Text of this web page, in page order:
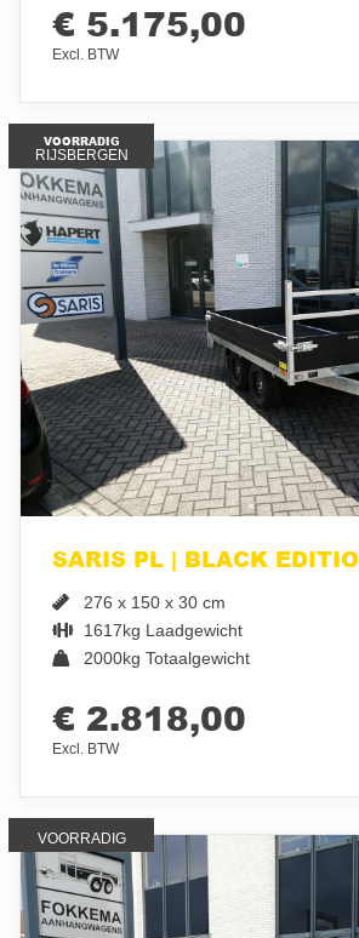
€ 5.175,00
Excl. BTW
VOORRADIG
RIJSBERGEN
SARIS PL | BLACK
276 x 150 x 30 cm
1617kg Laadgewicht
2000kg Totaalgewicht
€ 2.818,00
Excl. BTW
VOORRADIG